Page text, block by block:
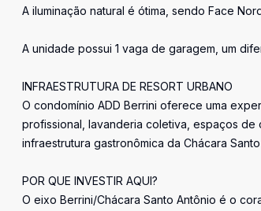
A iluminação natural é ótima, sendo Face
A unidade possui 1 vaga de garagem, um
INFRAESTRUTURA DE RESORT URBANO
O condomínio ADD Berrini oferece uma
profissional, lavanderia coletiva, espaços
infraestrutura gastronômica da Chácara
POR QUE INVESTIR AQUI?
O eixo Berrini/Chácara Santo Antônio é o